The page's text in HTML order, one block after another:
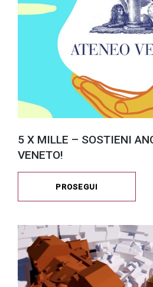
5 X MILLE – SOSTIENI
VENETO!
PROSEGUI